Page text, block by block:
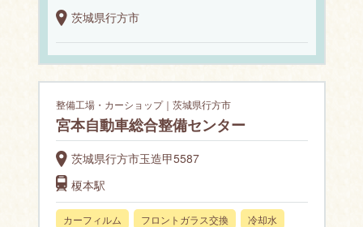
茨城県行方市
整備工場・カーショップ｜茨城県行方市
宮本自動車総合整備センター
茨城県行方市玉造甲5587
榎本駅
カーフィルム フロントガラス交換
冷却水